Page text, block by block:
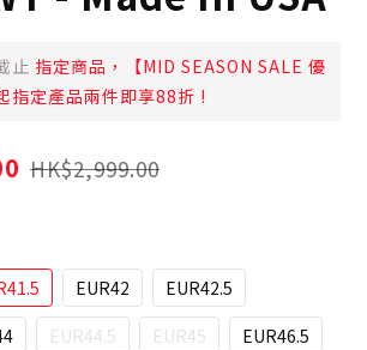
止 指定商品，【MID SEASON SALE 優
指定產品兩件即享88折 !
HK$2,999.00
EUR42
EUR42.5
EUR44.5 EUR45
EUR46.5